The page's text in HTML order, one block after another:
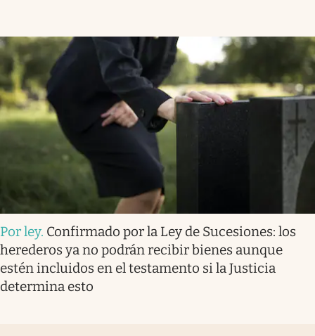
Por ley. Confirmado por la Ley de Sucesiones: los
herederos ya no podrán recibir bienes aunque
estén incluidos en el testamento si la Justicia
determina esto